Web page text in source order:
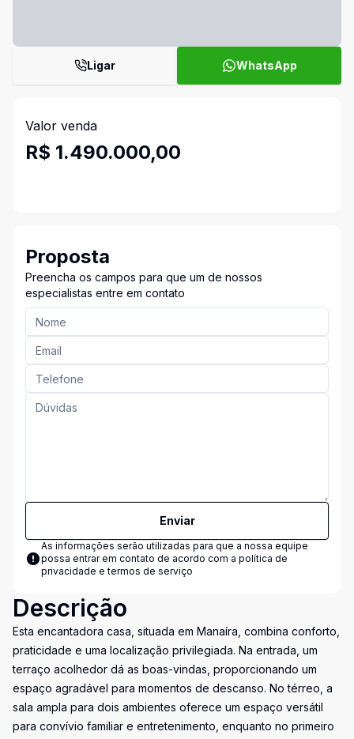
Ligar WhatsApp
Valor venda
R$ 1.490.000,00
Proposta
Preencha os campos para que um de nossos
especialistas entre em contato
Enviar
As informações serão utilizadas para que a nossa equipe
possa entrar em contato de acordo com a política de
privacidade e termos de serviço
Descrição
Esta encantadora casa, situada em Manaíra, combina conforto,
praticidade e uma localização privilegiada. Na entrada, um
terraço acolhedor dá as boas-vindas, proporcionando um
espaço agradável para momentos de descanso. No térreo, a
sala ampla para dois ambientes oferece um espaço versátil
para convívio familiar e entretenimento, enquanto no primeiro